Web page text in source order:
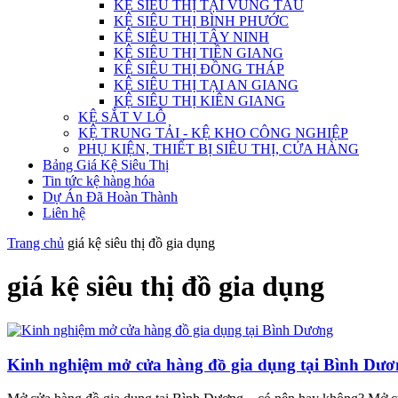
KỆ SIÊU THỊ TẠI VŨNG TÀU
KỆ SIÊU THỊ BÌNH PHƯỚC
KỆ SIÊU THỊ TÂY NINH
KỆ SIÊU THỊ TIỀN GIANG
KỆ SIÊU THỊ ĐỒNG THÁP
KỆ SIÊU THỊ TẠI AN GIANG
KỆ SIÊU THỊ KIÊN GIANG
KỆ SẮT V LỖ
KỆ TRUNG TẢI - KỆ KHO CÔNG NGHIỆP
PHỤ KIỆN, THIẾT BỊ SIÊU THỊ, CỬA HÀNG
Bảng Giá Kệ Siêu Thị
Tin tức kệ hàng hóa
Dự Án Đã Hoàn Thành
Liên hệ
Trang chủ giá kệ siêu thị đồ gia dụng
giá kệ siêu thị đồ gia dụng
Kinh nghiệm mở cửa hàng đồ gia dụng tại Bình